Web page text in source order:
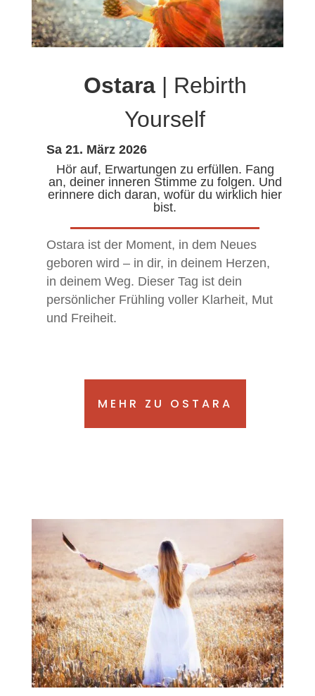
Ostara| Rebirth
Yourself
Sa 21. März 2026
Hör auf, Erwartungen zu erfüllen. Fang
an, deiner inneren Stimme zu folgen. Und
erinnere dich daran, wofür du wirklich hier
bist.
Ostara ist der Moment, in dem Neues
geboren wird – in dir, in deinem Herzen,
in deinem Weg. Dieser Tag ist dein
persönlicher Frühling voller Klarheit, Mut
und Freiheit.
MEHR ZU OSTARA